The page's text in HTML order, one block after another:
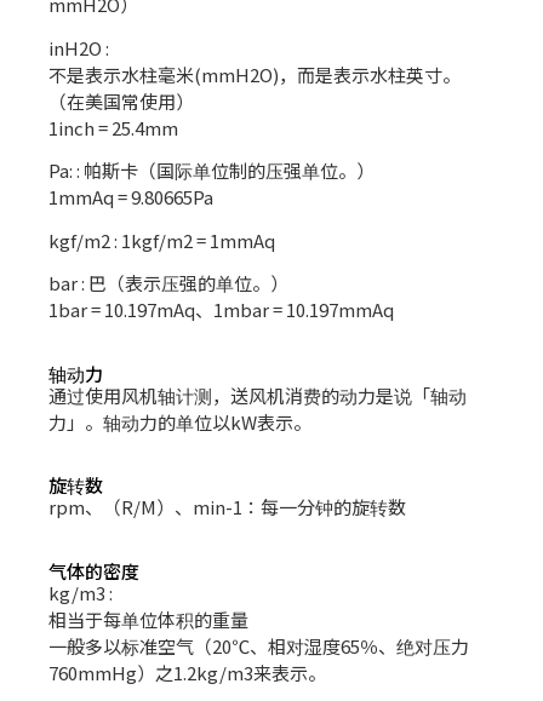
inH2O :
不是表示水柱毫米(mmH2O)，而是表示水柱英寸。
（在美国常使用）
1inch = 25.4mm
Pa: : 帕斯卡（国际单位制的压强单位。）
1mmAq = 9.80665Pa
kgf/m2 : 1kgf/m2 = 1mmAq
bar : 巴（表示压强的单位。）
1bar = 10.197mAq、1mbar = 10.197mmAq
轴动力
通过使用风机轴计测，送风机消费的动力是说「轴动
力」。轴动力的单位以kW表示。
旋转数
rpm、（R/M）、min-1：每一分钟的旋转数
气体的密度
kg/m3 :
相当于每单位体积的重量
一般多以标准空气（20℃、相对湿度65％、绝对压力
760mmHg）之1.2kg/m3来表示。